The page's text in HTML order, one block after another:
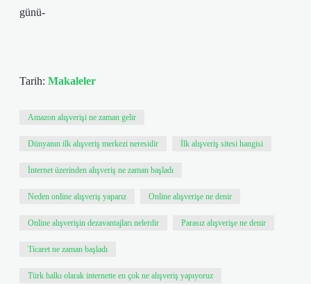
günü-
Tarih: Makaleler
Amazon alışverişi ne zaman gelir
Dünyanın ilk alışveriş merkezi neresidir İlk alışveriş sitesi hangisi
İnternet üzerinden alışveriş ne zaman başladı
Neden online alışveriş yaparız Online alışverişe ne denir
Online alışverişin dezavantajları nelerdir Parasız alışverişe ne denir
Ticaret ne zaman başladı
Türk halkı olarak internette en çok ne alışveriş yapıyoruz